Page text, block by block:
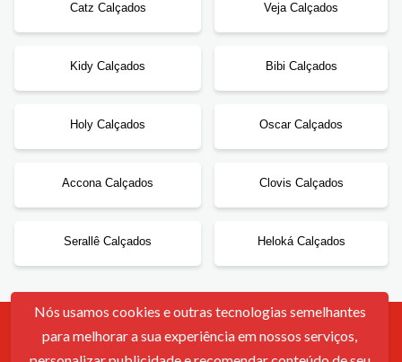
Catz Calçados Veja Calçados
Kidy Calçados Bibi Calçados
Holy Calçados Oscar Calçados
Accona Calçados Clovis Calçados
Serallê Calçados Heloká Calçados
Contato Sobre Nós Política De Cookies Termos De Uso
Nós usamos cookies e outras tecnologias semelhantes
para melhorar a sua experiência em nossos serviços,